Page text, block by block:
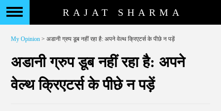
RAJAT SHARMA
My Opinion > अडानी ग्रुप डूब नहीं रहा है: अपने वेल्थ क्रिएटर्स के पीछे न पड़ें
अडानी ग्रुप डूब नहीं रहा है: अपने
वेल्थ क्रिएटर्स के पीछे न पड़ें